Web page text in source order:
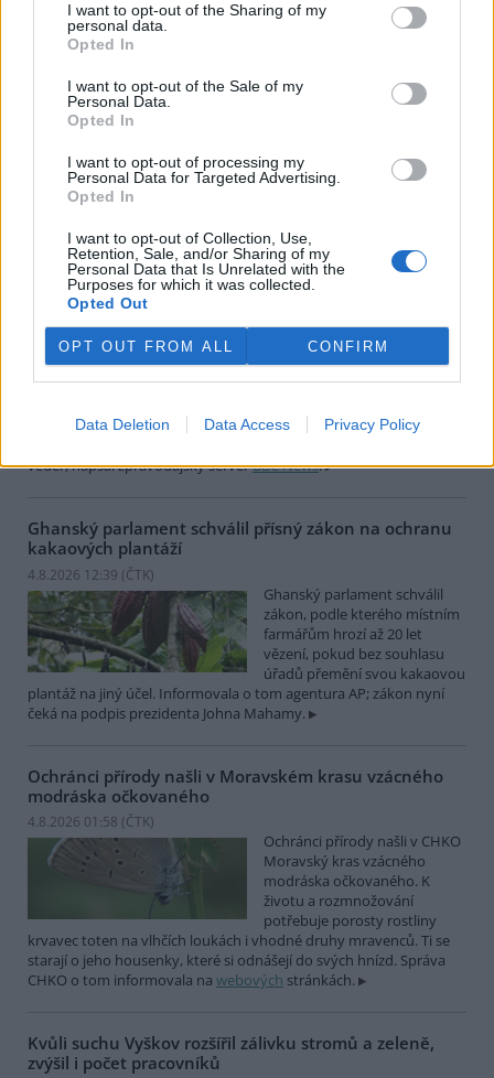
I want to opt-out of the Sharing of my
personal data.
Opted In
I want to opt-out of the Sale of my
Personal Data.
Opted In
I want to opt-out of processing my
Personal Data for Targeted Advertising.
Opted In
I want to opt-out of Collection, Use,
Retention, Sale, and/or Sharing of my
Personal Data that Is Unrelated with the
Purposes for which it was collected.
Opted Out
OPT OUT FROM ALL CONFIRM
Data Deletion Data Access Privacy Policy
4.8.2026 12:52 (ČTK)
teplotách ochlazují v
remízkách i kamenných stájích.
vedrech je nechávají uvnitř chladnějších budov. Kvůli suchu
neroste na loukách tráva a zemědělci musí dobytek přikrmovat
zásobami sena na zimu. Vysychají zdroje vody a rostou náklady na
V Japonsku, které bojuje s extrémními vedry, uhynuly
tři lvice, píše BBC News
4.8.2026 12:42 (ČTK)
Diskuse: 2
Tři lvice v zoologické zahradě v
japonském Tokiu uhynuly
horka. Japonsko se toto léto
veder, napsal zpravodajský serverBBC News.
Ghanský parlament schválil přísný zákon na ochranu
kakaových plantáží
4.8.2026 12:39 (ČTK)
Ghanský parlament schválil
zákon, podle kterého místním
farmářům hrozí až 20 let
vězení, pokud bez souhlasu
úřadů přemění svou kakaovou
plantáž na jiný účel. Informovala o tom agentura AP; zákon nyní
čeká na podpis prezidenta Johna Mahamy.
Ochránci přírody našli v Moravském krasu vzácného
modráska očkovaného
4.8.2026 01:58 (ČTK)
Ochránci přírody našli v CHKO
Moravský kras vzácného
modráska očkovaného. K
životu a rozmnožování
potřebuje porosty rostliny
krvavec toten na vlhčích loukách i vhodné druhy mravenců. Ti se
starají o jeho housenky, které si odnášejí do svých hnízd. Správa
CHKO o tom informovala na webových stránkách.
Kvůli suchu Vyškov rozšířil zálivku stromů a zeleně,
zvýšil i počet pracovníků